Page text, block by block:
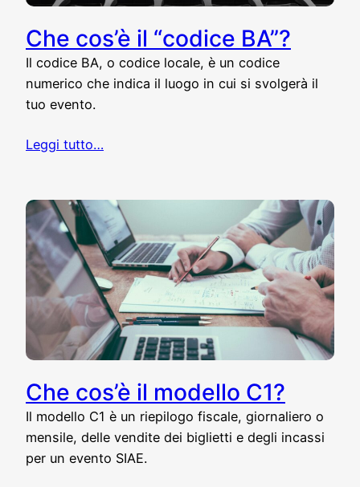
Che cos’è il “codice BA”?
Il codice BA, o codice locale, è un codice
numerico che indica il luogo in cui si svolgerà il
tuo evento.
Leggi tutto…
Che cos’è il modello C1?
Il modello C1 è un riepilogo fiscale, giornaliero o
mensile, delle vendite dei biglietti e degli incassi
per un evento SIAE.